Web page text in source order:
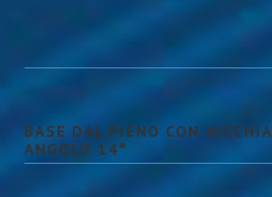
BASE DAL PIENO CON NICCHIA
ANGOLO 14°